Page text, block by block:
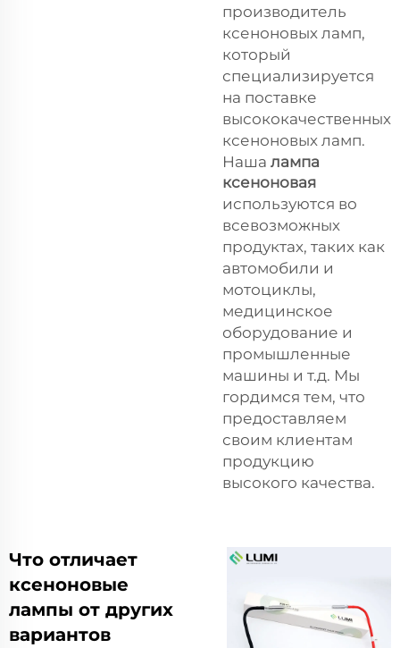
производитель
ксеноновых ламп,
который
специализируется
на поставке
высококачественных
ксеноновых ламп.
Наша лампа
ксеноновая
используются во
всевозможных
продуктах, таких как
автомобили и
мотоциклы,
медицинское
оборудование и
промышленные
машины и т.д. Мы
гордимся тем, что
предоставляем
своим клиентам
продукцию
высокого качества.
Что отличает
ксеноновые
лампы от других
вариантов